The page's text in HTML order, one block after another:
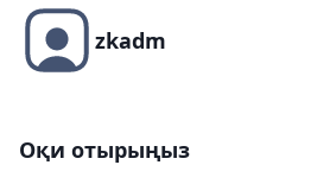
zkadm
Оқи отырыңыз